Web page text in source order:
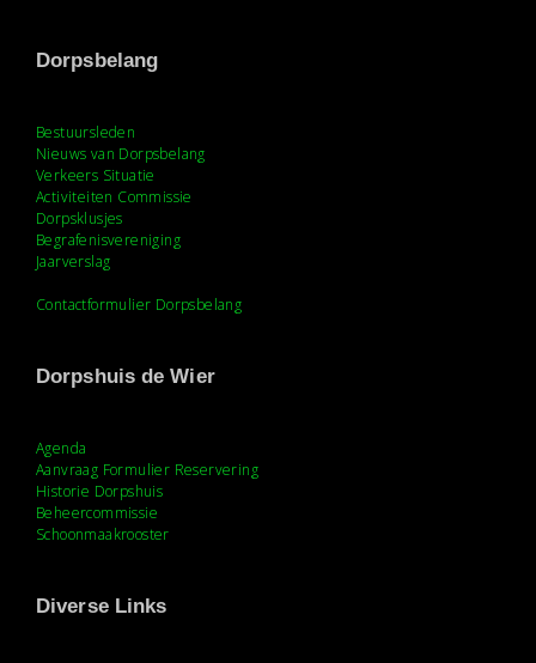
Dorpsbelang
Bestuursleden
Nieuws van Dorpsbelang
Verkeers Situatie
Activiteiten Commissie
Dorpsklusjes
Begrafenisvereniging
Jaarverslag
Contactformulier Dorpsbelang
Dorpshuis de Wier
Agenda
Aanvraag Formulier Reservering
Historie Dorpshuis
Beheercommissie
Schoonmaakrooster
Diverse Links